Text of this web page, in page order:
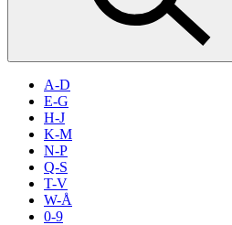
Aktiviteter
Inspirasjon
Søk
A-D
E-G
H-J
K-M
N-P
Q-S
T-V
W-Å
0-9